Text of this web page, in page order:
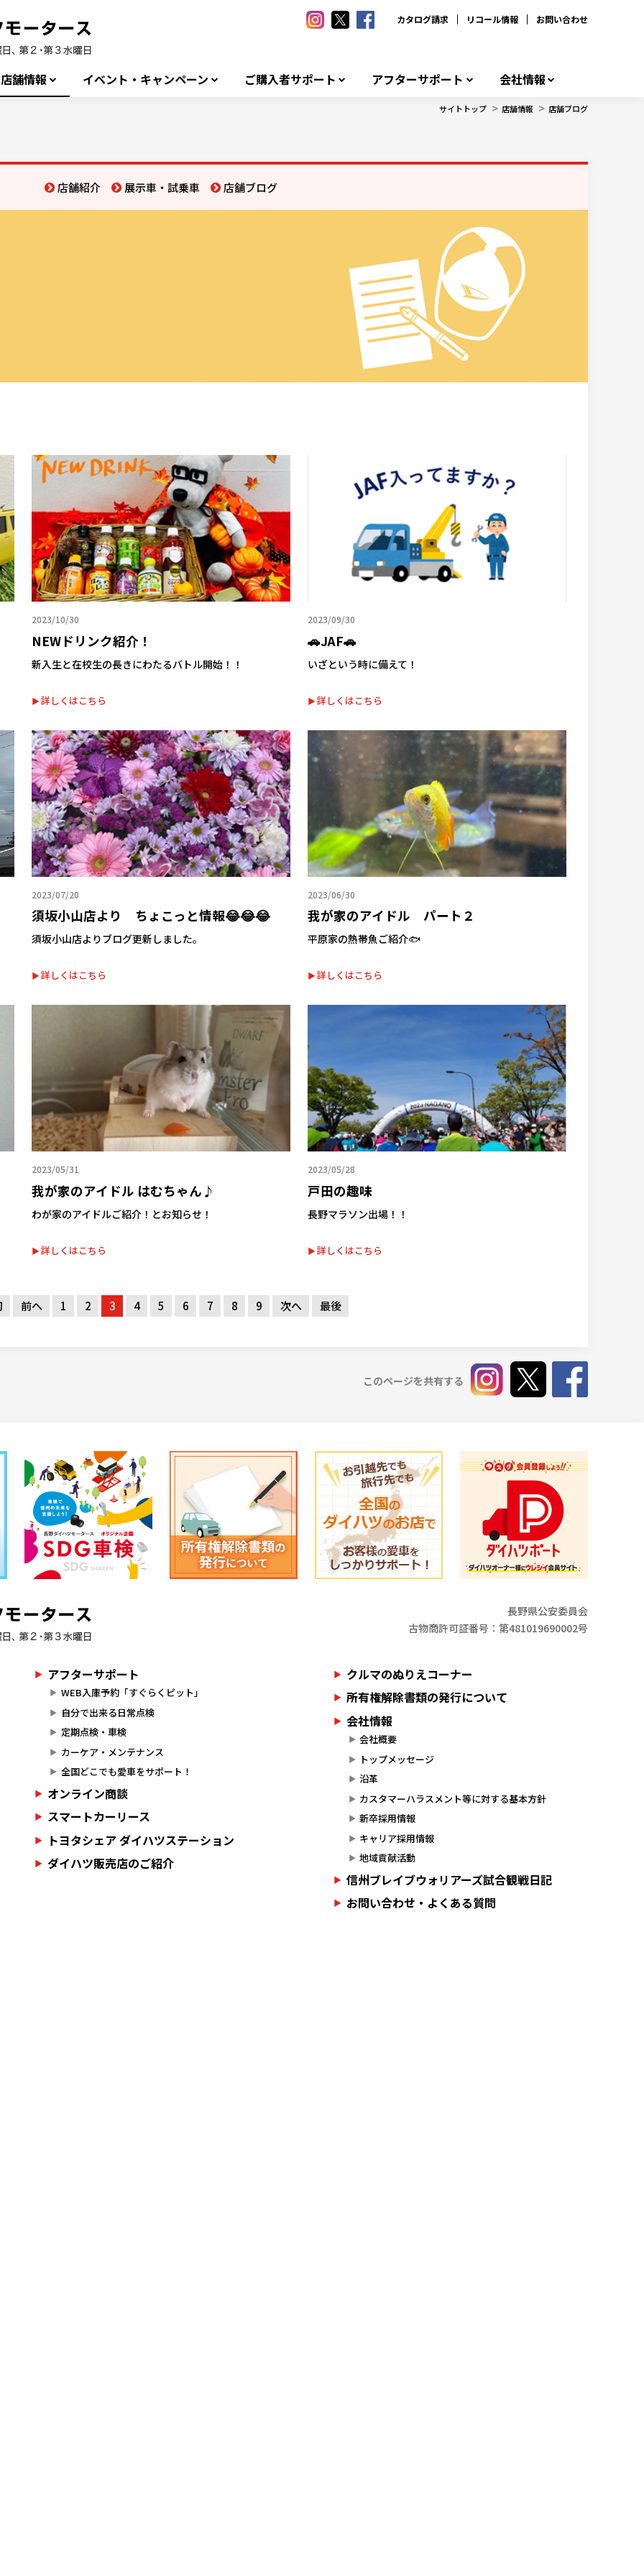
カタログ請求 リコール情報 お問い合わせ
店舗情報 イベント・キャンペーン ご購入者サポート アフターサポート 会社情報
サイトトップ > 店舗情報 > 店舗ブログ
店舗紹介 展示車・試乗車 店舗ブログ
2023/10/30
NEWドリンク紹介！
新入生と在校生の長きにわたるバトル開始！！
詳しくはこちら
2023/09/30
🚗JAF🚗
いざという時に備えて！
詳しくはこちら
2023/07/20
須坂小山店より ちょこっと情報😂😂😂
須坂小山店よりブログ更新しました。
詳しくはこちら
2023/06/30
我が家のアイドル パート２
平原家の熱帯魚ご紹介🐟
詳しくはこちら
2023/05/31
我が家のアイドル はむちゃん♪
わが家のアイドルご紹介！とお知らせ！
詳しくはこちら
2023/05/28
戸田の趣味
長野マラソン出場！！
詳しくはこちら
前へ 1 2 3 4 5 6 7 8 9 次へ 最後
このページを共有する
長野県公安委員会
古物商許可証番号：第481019690002号
アフターサポート
WEB入庫予約「すぐらくピット」
自分で出来る日常点検
定期点検・車検
カーケア・メンテナンス
全国どこでも愛車をサポート！
オンライン商談
スマートカーリース
トヨタシェア ダイハツステーション
ダイハツ販売店のご紹介
クルマのぬりえコーナー
所有権解除書類の発行について
会社情報
会社概要
トップメッセージ
沿革
カスタマーハラスメント等に対する基本方針
新卒採用情報
キャリア採用情報
地域貢献活動
信州ブレイブウォリアーズ試合観戦日記
お問い合わせ・よくある質問